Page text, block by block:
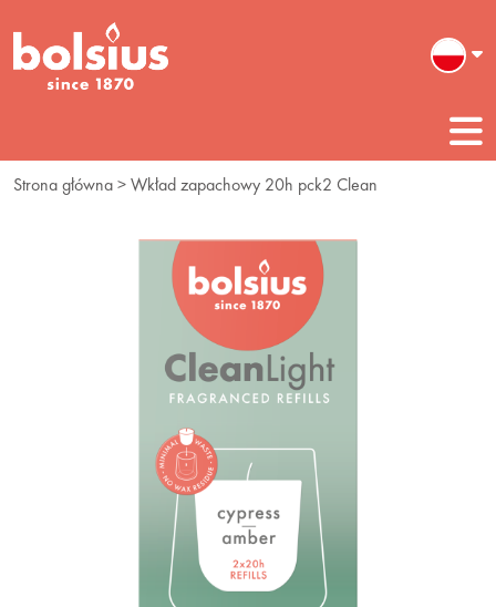
Strona główna> Wkład zapachowy 20h pck2 Clean